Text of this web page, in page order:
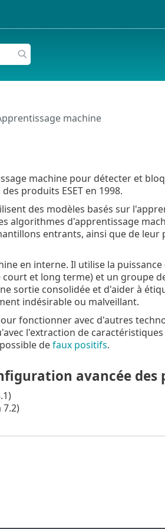
machine
machine pour détecter et
produits ESET en 1998.
des modèles basés sur
algorithmes d'apprentissage
entrants, ainsi que de leur
en interne. Il utilise la
et long terme) et un groupe
sortie consolidée et d'aider à
indésirable ou malveillant.
fonctionner avec d'autres
l'extraction de
defaux positifs.
avancée des